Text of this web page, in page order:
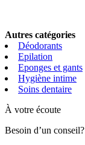
Autres catégories
Déodorants
Epilation
Eponges et gants
Hygiène intime
Soins dentaire
À votre écoute
Besoin d’un